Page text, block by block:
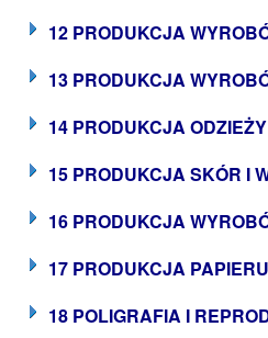
12 PRODUKCJA
13 PRODUKCJA
14 PRODUKCJA ODZIEŻY
15 PRODUKCJA SKÓR I
16 PRODUKCJA
17 PRODUKCJA
18 POLIGRAFIA I